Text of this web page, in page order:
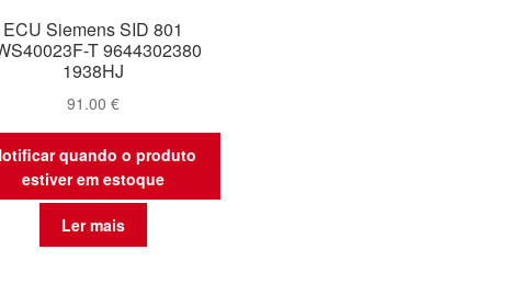
ECU Siemens SID 801
T 9644302380
1938HJ
91.00€
quando o produto
estiver em estoque
Ler mais